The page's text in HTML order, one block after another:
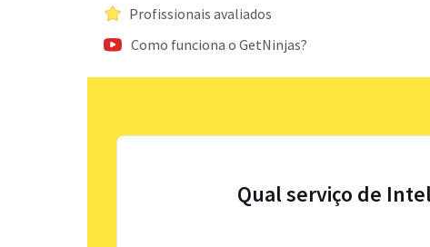
Profissionais avaliados
Como funciona o GetNinjas?
Qual serviço de